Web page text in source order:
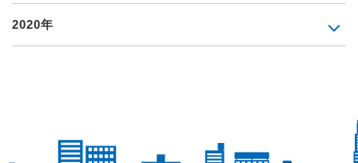
2020年